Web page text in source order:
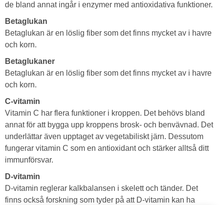
de bland annat ingår i enzymer med antioxidativa funktioner.
Betaglukan
Betaglukan är en löslig fiber som det finns mycket av i havre
och korn.
Betaglukaner
Betaglukan är en löslig fiber som det finns mycket av i havre
och korn.
C-vitamin
Vitamin C har flera funktioner i kroppen. Det behövs bland
annat för att bygga upp kroppens brosk- och benvävnad. Det
underlättar även upptaget av vegetabiliskt järn. Dessutom
fungerar vitamin C som en antioxidant och stärker alltså ditt
immunförsvar.
D-vitamin
D-vitamin reglerar kalkbalansen i skelett och tänder. Det
finns också forskning som tyder på att D-vitamin kan ha